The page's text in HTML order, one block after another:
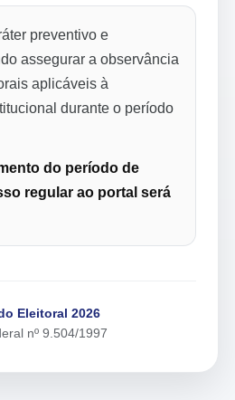
preventivo e
assegurar a observância
aplicáveis à
durante o período
do período de
regular ao portal será
Eleitoral 2026
nº 9.504/1997